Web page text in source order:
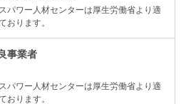
パワー人材センターは厚生労働省より適
おります。
事業者
パワー人材センターは厚生労働省より適
おります。